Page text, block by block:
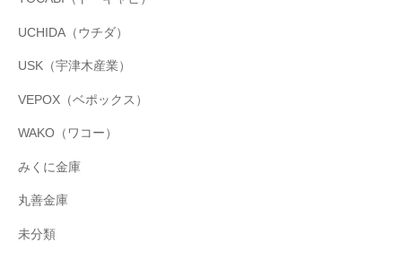
UCHIDA（ウチダ）
USK（宇津木産業）
VEPOX（ベポックス）
WAKO（ワコー）
みくに金庫
丸善金庫
未分類